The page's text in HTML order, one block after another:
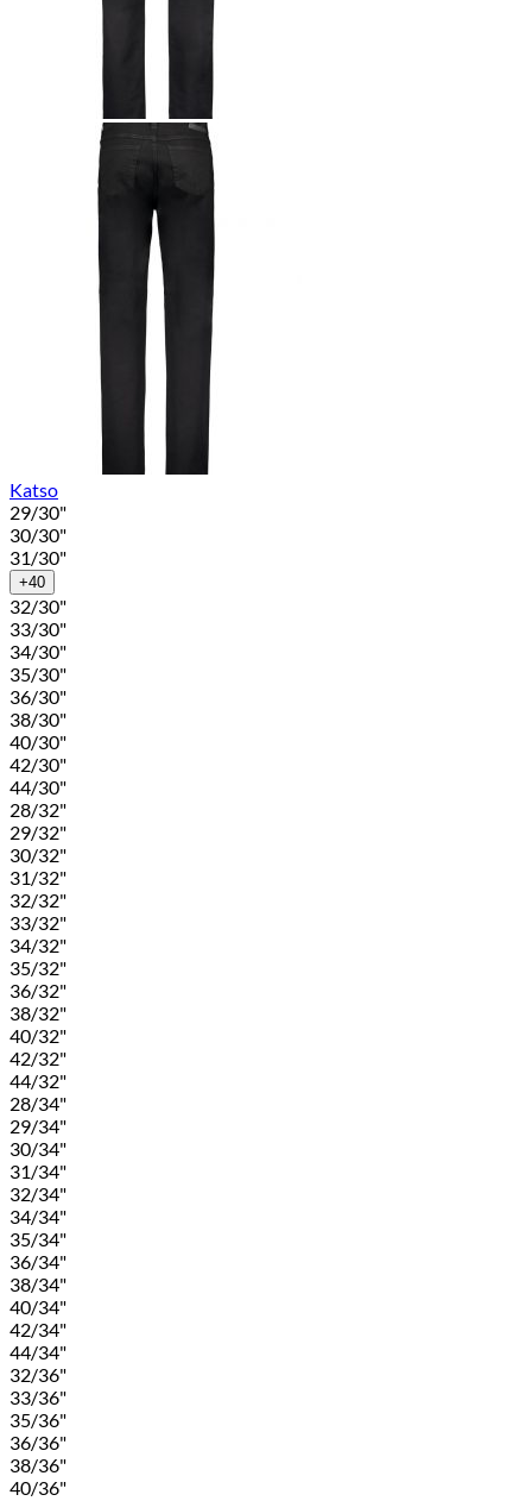
Katso
29/30"
30/30"
31/30"
+40
32/30"
33/30"
34/30"
35/30"
36/30"
38/30"
40/30"
42/30"
44/30"
28/32"
29/32"
30/32"
31/32"
32/32"
33/32"
34/32"
35/32"
36/32"
38/32"
40/32"
42/32"
44/32"
28/34"
29/34"
30/34"
31/34"
32/34"
34/34"
35/34"
36/34"
38/34"
40/34"
42/34"
44/34"
32/36"
33/36"
35/36"
36/36"
38/36"
40/36"